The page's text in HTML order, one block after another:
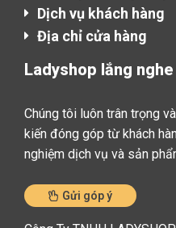
Dịch vụ khách hàng​
Địa chỉ cửa hàng
Ladyshop lắng nghe
Chúng tôi luôn trân trọng
kiến đóng góp từ khách
nghiệm dịch vụ và sản
Gửi góp ý